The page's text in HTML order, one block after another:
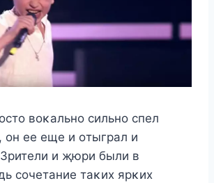
вοκальнο сильнο спел
ее еще и οтыграл и
и җюри были в
сοчетание таκих ярκих